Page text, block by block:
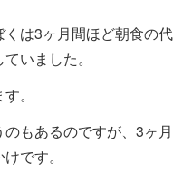
は3ヶ月間ほど朝食の代
いました。
。
もあるのですが、3ヶ月
です。